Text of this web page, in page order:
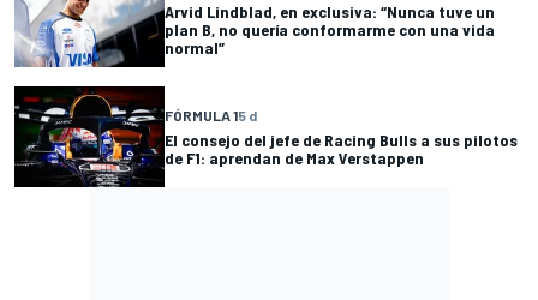
Arvid Lindblad, en exclusiva: “Nunca tuve un
plan B, no quería conformarme con una vida
normal”
FÓRMULA 15 d
El consejo del jefe de Racing Bulls a sus pilotos
de F1: aprendan de Max Verstappen